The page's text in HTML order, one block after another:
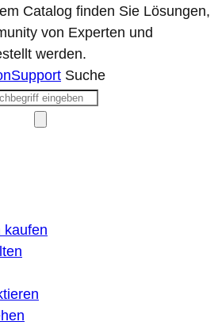
Catalog finden Sie Lösungen,
von Experten und
werden.
Support Suche
kaufen